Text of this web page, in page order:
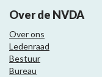
Over de NVDA
Over ons
Ledenraad
Bestuur
Bureau